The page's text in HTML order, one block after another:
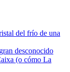
del frío de una
desconocido
(o cómo La